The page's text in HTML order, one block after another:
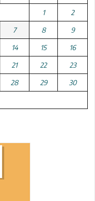
1 2
7 8 9
14 15 16
21 22 23
28 29 30